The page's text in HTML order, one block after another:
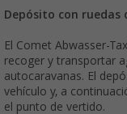
Depósito con ruedas
El Comet Abwasser-
recoger y transportar
autocaravanas. El
vehículo y, a
el punto de vertido.